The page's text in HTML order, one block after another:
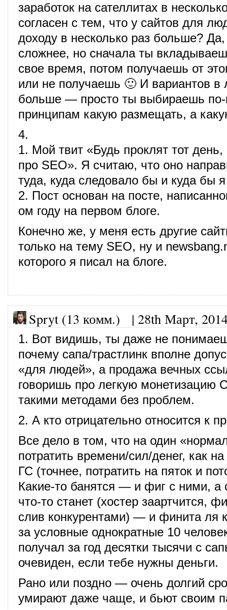
заработок на сателлитах в
согласен с тем, что у сайтов для
доходу в несколько раз больше? Да,
сложнее, но сначала ты
свое время, потом получаешь от
или не получаешь 🙂 И вариантов
больше — просто ты выбираешь по-
принципам какую размещать, а
4.
1. Мой твит «Будь проклят тот день,
про SEO». Я считаю, что оно
туда, куда следовало бы и куда бы я
2. Пост основан на посте,
ом году на первом блоге.
Конечно же, у меня есть другие
только на тему SEO, ну и
которого я писал на блоге.
Spryt (13 комм.) | 28th Март,
1. Вот видишь, ты даже не
почему сапа/трастлинк вполне
«для людей», а продажа вечных
говоришь про легкую
такими методами без проблем.
2. А кто отрицательно относится к
Все дело в том, что на один
потратить времени/сил/денег, как
ГС (точнее, потратить на пяток и
Какие-то банятся — и фиг с ними, а
что-то станет (хостер заартчится,
слив конкурентами) — и финита ля
за условные однократные 10
получал за год десятки тысячи с
очевиден, если тебе нужны деньги.
Рано или поздно — очень долгий
умирают даже чаще, и бьют своим